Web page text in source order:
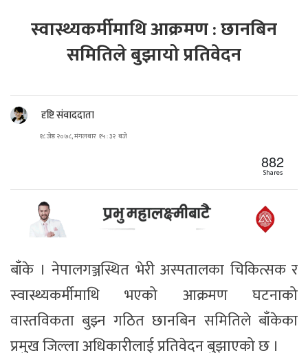
स्वास्थ्यकर्मीमाथि आक्रमण : छानबिन
समितिले बुझायो प्रतिवेदन
दृष्टि संवाददाता
१८ जेष्ठ २०७८, मंगलबार १५ : ३२ बजे
882
Shares
बाँके । नेपालगञ्जस्थित भेरी अस्पतालका चिकित्सक र
स्वास्थ्यकर्मीमाथि भएको आक्रमण घटनाको
वास्तविकता बुझ्न गठित छानबिन समितिले बाँकेका
प्रमुख जिल्ला अधिकारीलाई प्रतिवेदन बुझाएको छ ।